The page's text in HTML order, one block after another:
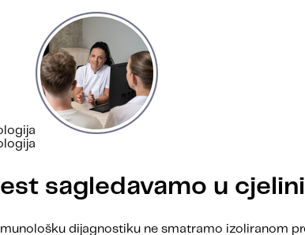
sagledavamo u cjelini
dijagnostiku ne smatramo izoliranom